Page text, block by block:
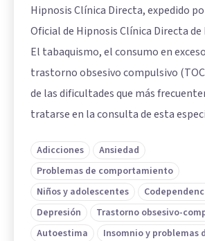
Hipnosis Clínica Directa, expedido
Oficial de Hipnosis Clínica Directa de
El tabaquismo, el consumo en
trastorno obsesivo compulsivo
de las dificultades que más
tratarse en la consulta de esta
Adicciones
Ansiedad
Problemas de comportamiento
Niños y adolescentes
Depresión
Trastorno obsesivo-
Autoestima
Insomnio y problemas